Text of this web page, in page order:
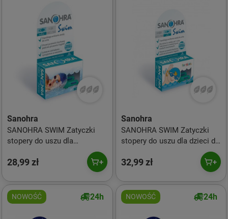
Sanohra
SANOHRA SWIM Zatyczki
stopery do uszu dla
dorosłych do pływania 1 para
28,99 zł
Sanohra
SANOHRA SWIM Zatyczki
stopery do uszu dla dzieci do
32,99 zł
NOWOŚĆ 24h NOWOŚĆ 24h